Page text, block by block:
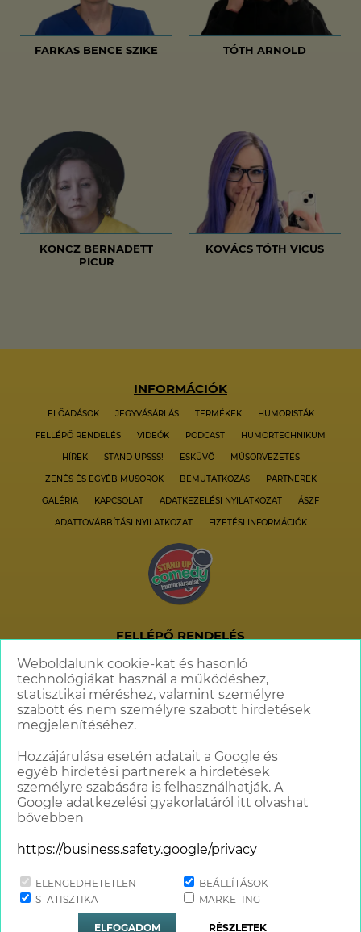
Weboldalunk cookie-kat és hasonló
technológiákat használ a működéshez,
statisztikai méréshez, valamint személyre
szabott és nem személyre szabott hirdetések
megjelenítéséhez.
Hozzájárulása esetén adatait a Google és
egyéb hirdetési partnerek a hirdetések
személyre szabására is felhasználhatják. A
Google adatkezelési gyakorlatáról itt olvashat
bővebben
https://business.safety.google/privacy
ELENGEDHETETLEN
BEÁLLÍTÁSOK
STATISZTIKA
MARKETING
ELFOGADOM RÉSZLETEK
FARKAS BENCE SZIKE TÓTH ARNOLD
KONCZ BERNADETT
PICUR
KOVÁCS TÓTH VICUS
INFORMÁCIÓK
ELŐADÁSOK JEGYVÁSÁRLÁS TERMÉKEK HUMORISTÁK
FELLÉPŐ RENDELÉS VIDEÓK PODCAST HUMORTECHNIKUM
HÍREK STAND UPSSS! ESKÜVŐ MŰSORVEZETÉS
ZENÉS ÉS EGYÉB MŰSOROK BEMUTATKOZÁS PARTNEREK
GALÉRIA KAPCSOLAT ADATKEZELÉSI NYILATKOZAT ÁSZF
ADATTOVÁBBÍTÁSI NYILATKOZAT FIZETÉSI INFORMÁCIÓK
FELLÉPŐ RENDELÉS
+36 70 621 6606
info@standupcomedy.hu
Minden jog fenntartva © 2018 - 2026